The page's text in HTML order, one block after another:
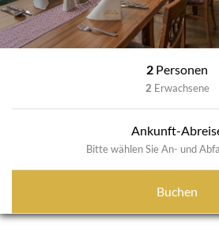
2 Personen
2 Erwachsene
Ankunft-
Bitte wählen Sie An- und
Buchen